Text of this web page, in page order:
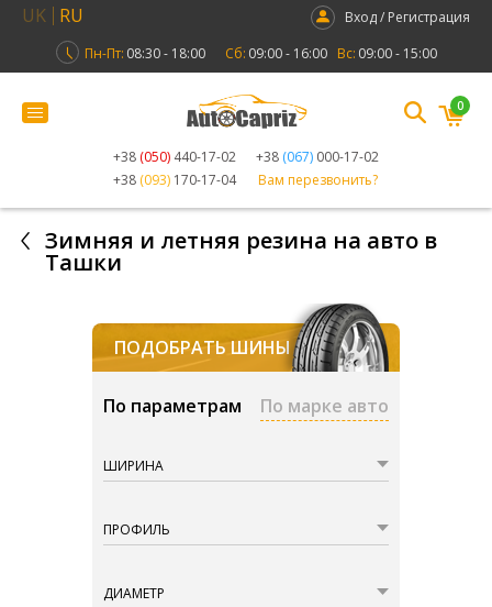
UK RU
Вход / Регистрация
Пн-Пт: 08:30 - 18:00 Сб: 09:00 - 16:00 Вс: 09:00 - 15:00
+38 (050) 440-17-02 +38 (067) 000-17-02
+38 (093) 170-17-04 Вам перезвонить?
0
Зимняя и летняя резина на авто в
Ташки
ПОДОБРАТЬ ШИНЫ
По параметрам По марке авто
ШИРИНА
ПРОФИЛЬ
ДИАМЕТР